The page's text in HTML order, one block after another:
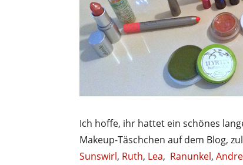
Ich hoffe, ihr hattet ein schönes
Makeup-Täschchen auf dem Blog,
Sunswirl, Ruth, Lea, Ranunkel,